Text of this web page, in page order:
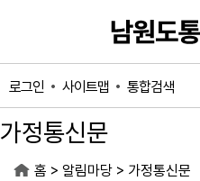
로그인 사이트맵 통합검색
가정통신문
홈 > 알림마당 > 가정통신문